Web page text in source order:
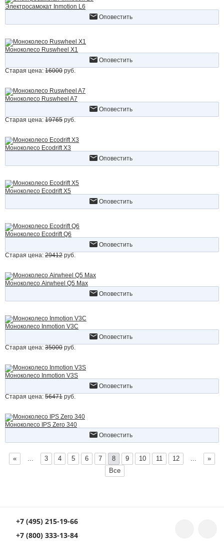
Электросамокат Inmotion L6
Оповестить
Моноколесо Ruswheel X1
Оповестить
Старая цена: 16000 руб.
Моноколесо Ruswheel A7
Оповестить
Старая цена: 19765 руб.
Моноколесо Ecodrift X3
Оповестить
Моноколесо Ecodrift X5
Оповестить
Моноколесо Ecodrift Q6
Оповестить
Старая цена: 29412 руб.
Моноколесо Airwheel Q5 Max
Оповестить
Моноколесо Inmotion V3C
Оповестить
Старая цена: 35000 руб.
Моноколесо Inmotion V3S
Оповестить
Старая цена: 56471 руб.
Моноколесо IPS Zero 340
Оповестить
« ... 3 4 5 6 7 8 9 10 11 12 ...
»
Все
+7 (495) 215-19-66
+7 (800) 333-13-84